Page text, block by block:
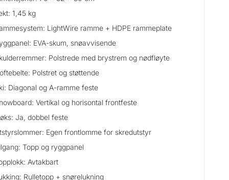
1,45 kg
LightWire ramme + HDPE rammeplate
EVA-skum, snøavvisende
Polstrede med brystrem og nødfløyte
Polstret og støttende
Diagonal og A-ramme feste
Vertikal og horisontal frontfeste
Ja, dobbel feste
Egen frontlomme for skredutstyr
Topp og ryggpanel
Avtakbart
Rulletopp + snørelukning